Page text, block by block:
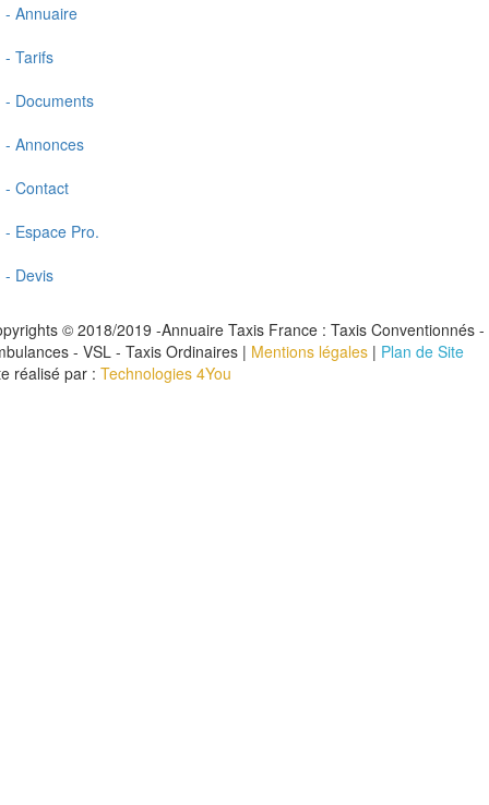
- Annuaire
- Tarifs
- Documents
- Annonces
- Contact
- Espace Pro.
- Devis
© 2018/2019 -Annuaire Taxis France : Taxis Conventionnés -
- VSL - Taxis Ordinaires | Mentions légales | Plan de Site
réalisé par : Technologies 4You